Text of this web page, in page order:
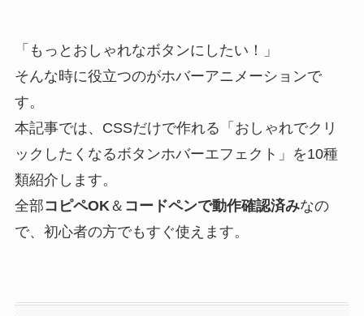
「もっとおしゃれなボタンにしたい！」
そんな時に役立つのがホバーアニメーションで
す。
本記事では、CSSだけで作れる「おしゃれでクリ
ックしたくなるボタンホバーエフェクト」を10種
類紹介します。
全部コピペOK ＆ コードペンで動作確認済みなの
で、初心者の方でもすぐ使えます。